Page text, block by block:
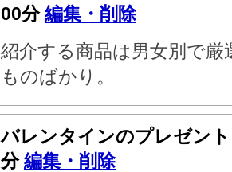
00分編集・削除
紹介する商品は男女別で
ものばかり。
バレンタインのプレゼン
分編集・削除